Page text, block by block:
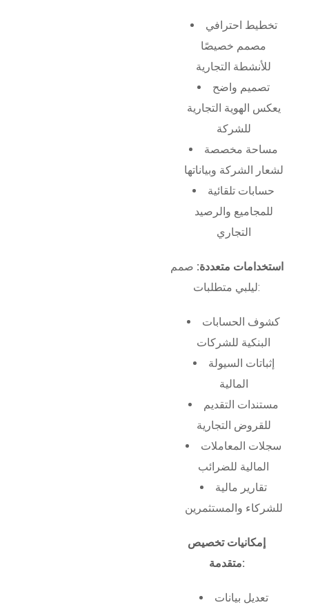
تخطيط احترافي
مصمم خصيصًا
للأنشطة التجارية
تصميم واضح
يعكس الهوية التجارية
للشركة
مساحة مخصصة
لشعار الشركة وبياناتها
حسابات تلقائية
للمجاميع والرصيد
التجاري
استخدامات متعددة: صمم
ليلبي متطلبات:
كشوف الحسابات
البنكية للشركات
إثباتات السيولة
المالية
مستندات التقديم
للقروض التجارية
سجلات المعاملات
المالية للضرائب
تقارير مالية
للشركاء والمستثمرين
إمكانيات تخصيص
متقدمة:
تعديل بيانات